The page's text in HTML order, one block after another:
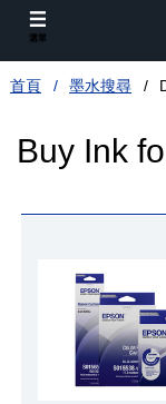
首頁 墨水搜尋
Buy Ink